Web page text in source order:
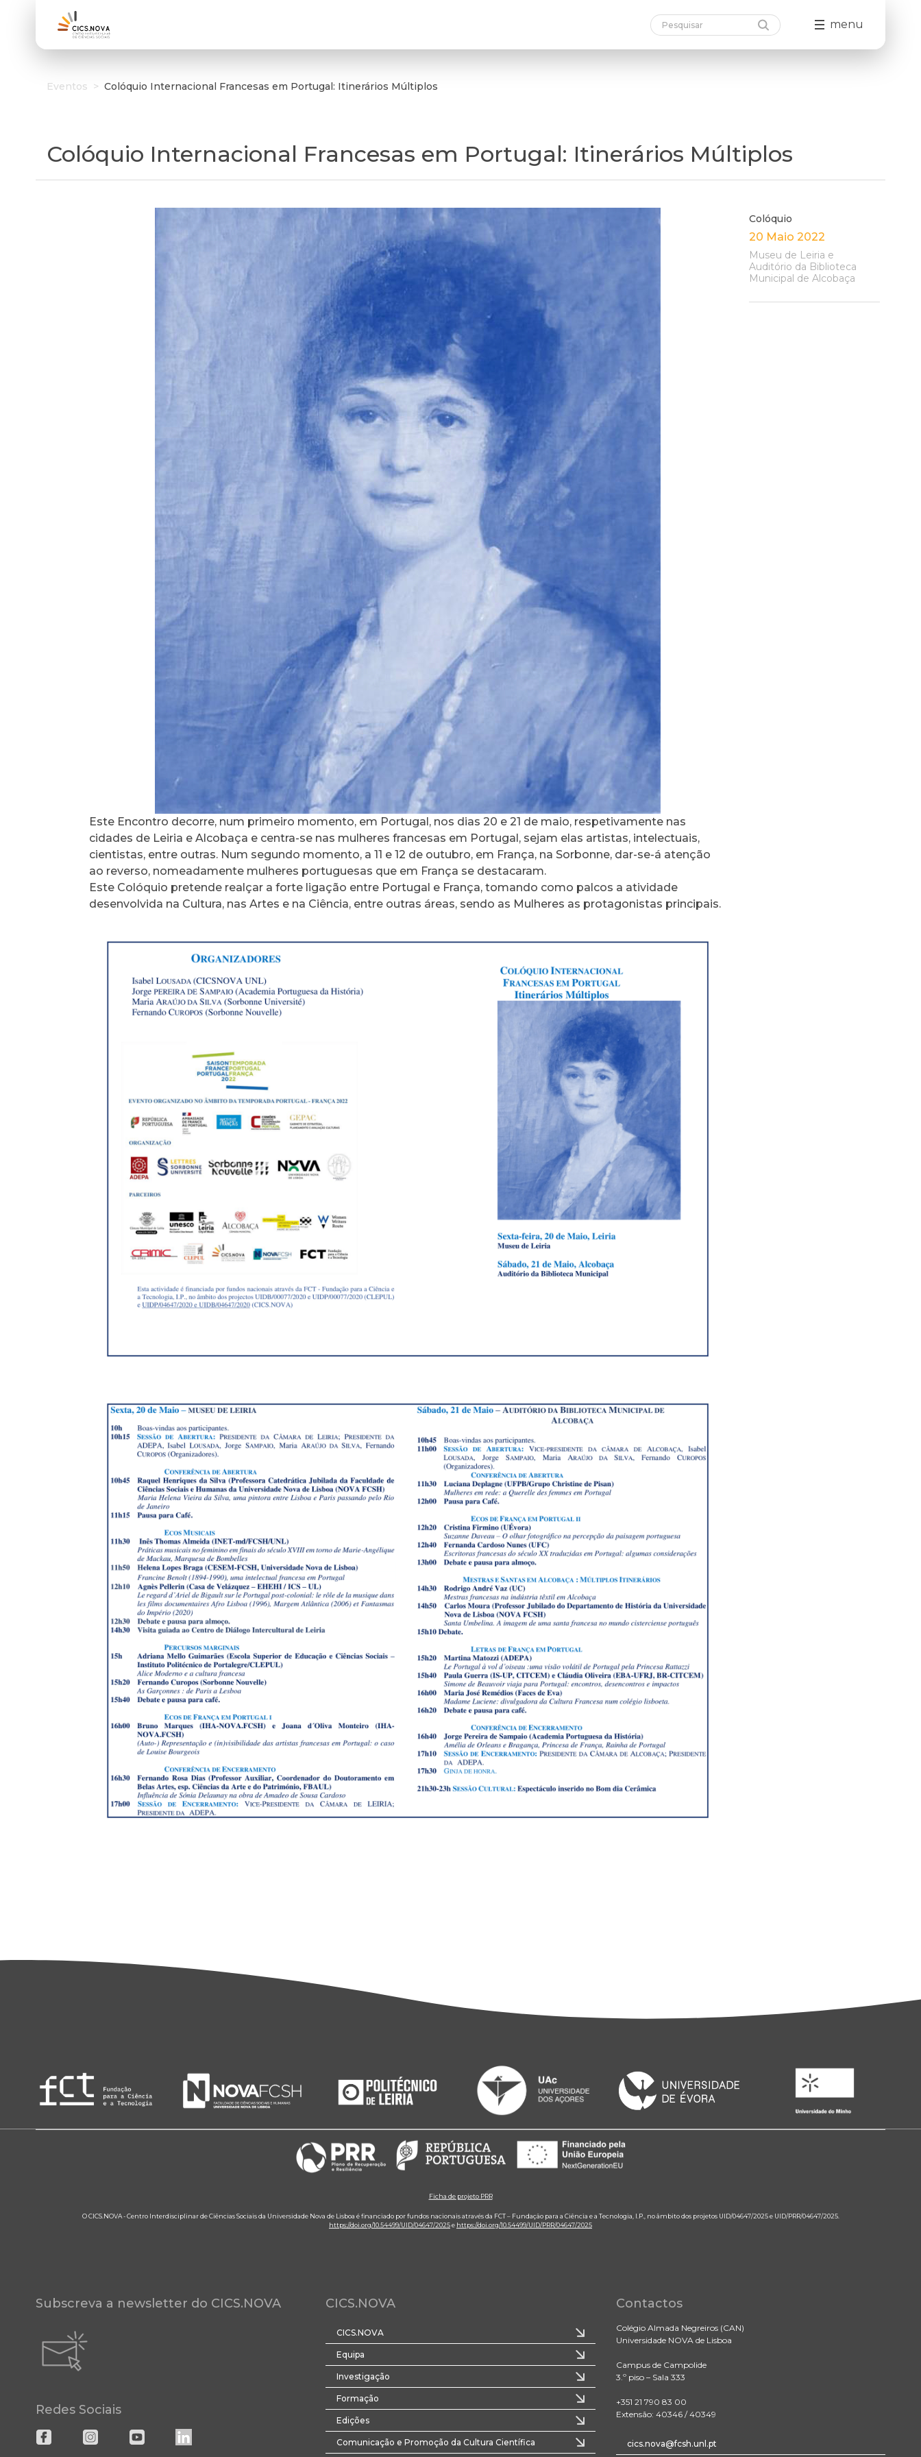
menu
Eventos > Colóquio Internacional Francesas em Portugal: Itinerários Múltiplos
Colóquio Internacional Francesas em Portugal: Itinerários Múltiplos
Este Encontro decorre, num primeiro momento, em Portugal, nos dias 20 e 21 de maio, respetivamente nas
cidades de Leiria e Alcobaça e centra-se nas mulheres francesas em Portugal, sejam elas artistas, intelectuais,
cientistas, entre outras. Num segundo momento, a 11 e 12 de outubro, em França, na Sorbonne, dar-se-á atenção
ao reverso, nomeadamente mulheres portuguesas que em França se destacaram.
Este Colóquio pretende realçar a forte ligação entre Portugal e França, tomando como palcos a atividade
desenvolvida na Cultura, nas Artes e na Ciência, entre outras áreas, sendo as Mulheres as protagonistas principais.
Colóquio
20 Maio 2022
Museu de Leiria e
Auditório da Biblioteca
Municipal de Alcobaça
Ficha de projeto PRR
O CICS.NOVA - Centro Interdisciplinar de Ciências Sociais da Universidade Nova de Lisboa é financiado por fundos nacionais através da FCT – Fundação para a Ciência e a Tecnologia, I.P., no âmbito dos projetos UID/04647/2025 e UID/PRR/04647/2025.
https://doi.org/10.54499/UID/04647/2025e https://doi.org/10.54499/UID/PRR/04647/2025
Subscreva a newsletter do CICS.NOVA
Redes Sociais
CICS.NOVA
CICS.NOVA
Equipa
Investigação
Formação
Edições
Comunicação e Promoção da Cultura Científica
Contactos
Colégio Almada Negreiros (CAN)
Universidade NOVA de Lisboa
Campus de Campolide
3.º piso – Sala 333
+351 21 790 83 00
Extensão: 40346 / 40349
cics.nova@fcsh.unl.pt